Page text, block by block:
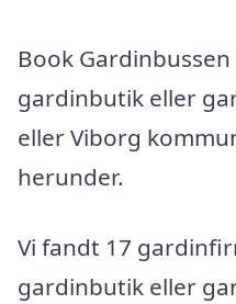
Book
gardinbutik eller
eller Viborg
herunder.
Vi fandt 17
gardinbutik eller